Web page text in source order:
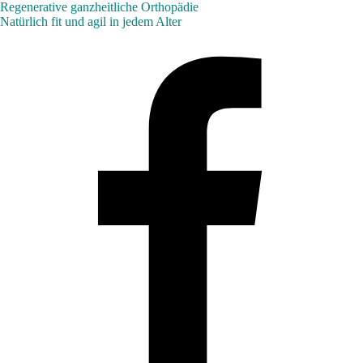
Regenerative ganzheitliche Orthopädie
Natürlich fit und agil in jedem Alter